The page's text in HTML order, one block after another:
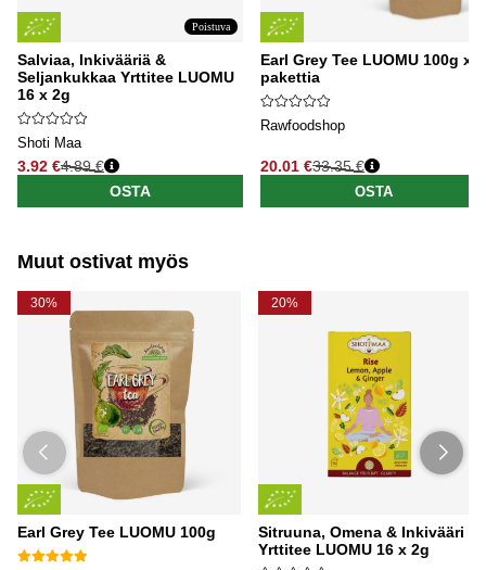
Poistuva
Salviaa, Inkivääriä &
Seljankukkaa Yrttitee LUOMU
16 x 2g
Shoti Maa
3.92 €
Normaali hinta
4.89 €
OSTA
Earl Grey Tee LUOMU 100g x 3
pakettia
Rawfoodshop
20.01 €
Normaali hinta
33.35 €
OSTA
Muut ostivat myös
30%
Earl Grey Tee LUOMU 100g
20%
Sitruuna, Omena & Inkivääri
Yrttitee LUOMU 16 x 2g